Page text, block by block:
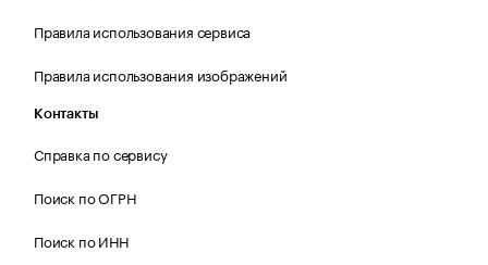
Правила использования сервиса
Правила использования изображений
Контакты
Справка по сервису
Поиск по ОГРН
Поиск по ИНН